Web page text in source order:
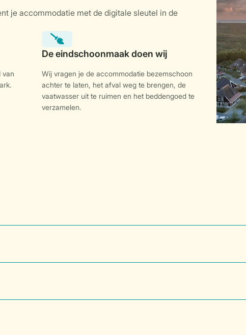
van
Wij vragen je de accommodatie bezemschoon
achter te laten, het afval weg te brengen, de
vaatwasser uit te ruimen en het beddengoed te
verzamelen.